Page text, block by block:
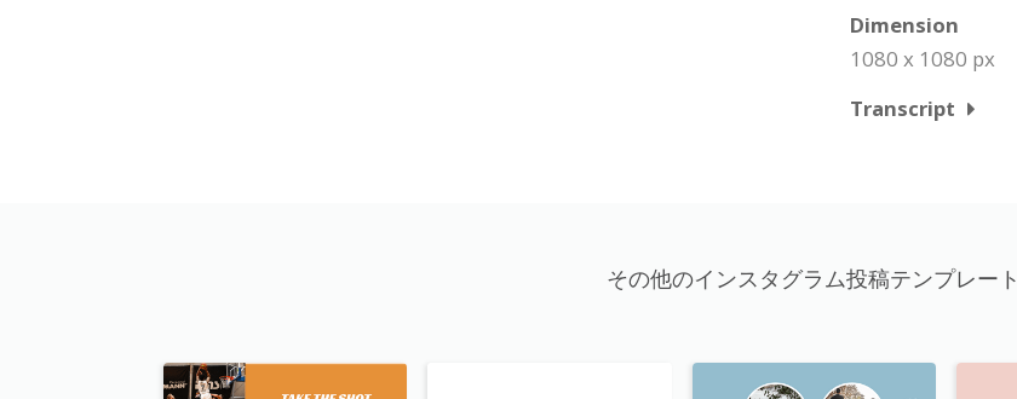
Dimension
1080 x 1080 px
Transcript
その他のインスタグラム投稿テンプレート